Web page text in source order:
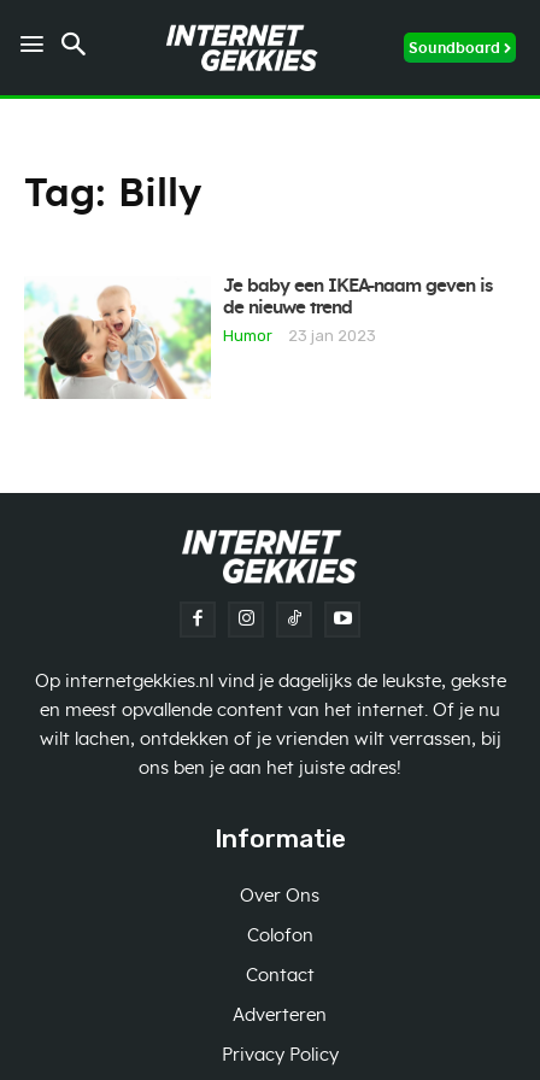
Soundboard
Tag: Billy
Je baby een IKEA-naam geven is
de nieuwe trend
Humor
23 jan 2023
Op internetgekkies.nl vind je dagelijks de leukste, gekste
en meest opvallende content van het internet. Of je nu
wilt lachen, ontdekken of je vrienden wilt verrassen, bij
ons ben je aan het juiste adres!
Informatie
Over Ons
Colofon
Contact
Adverteren
Privacy Policy